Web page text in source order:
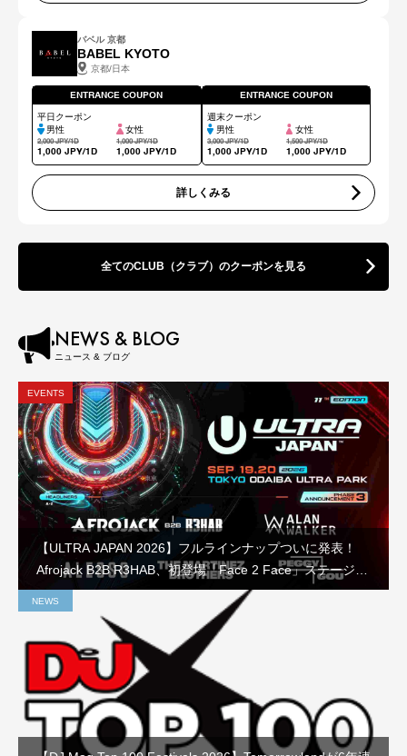
バベル 京都
BABEL KYOTO
京都/日本
ENTRANCE COUPON
平日クーポン
男性
2,000 JPY/1D
1,000 JPY/1D
女性
1,000 JPY/1D
1,000 JPY/1D
ENTRANCE COUPON
週末クーポン
男性
3,000 JPY/1D
1,000 JPY/1D
女性
1,500 JPY/1D
1,000 JPY/1D
詳しくみる
全てのCLUB（クラブ）のクーポンを見る
NEWS & BLOG
ニュース & ブログ
EVENTS
【ULTRA JAPAN 2026】フルラインナップついに発表！
Afrojack B2B R3HAB、初登場「Face 2 Face」ステージな
ど見どころを徹底解説
NEWS